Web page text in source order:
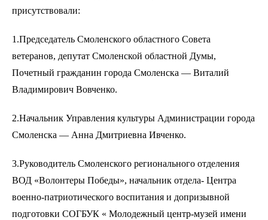
присутствовали:
1.Председатель Смоленского областного Совета
ветеранов, депутат Смоленской областной Думы,
Почетный гражданин города Смоленска — Виталий
Владимирович Вовченко.
2.Начальник Управления культуры Администрации города
Смоленска — Анна Дмитриевна Ивченко.
3.Руководитель Смоленского регионального отделения
ВОД «Волонтеры Победы», начальник отдела- Центра
военно-патриотического воспитания и допризывной
подготовки СОГБУК « Молодежный центр-музей имени